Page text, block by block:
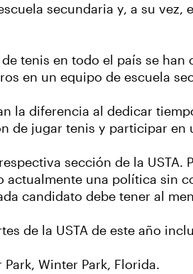
secundaria y, a su vez,
tenis en todo el país se
en un equipo de escuela
la diferencia al dedicar
de jugar tenis y participar en
sección de la
una política sin
candidato debe tener al
de la USTA de este año
Winter Park, Florida.